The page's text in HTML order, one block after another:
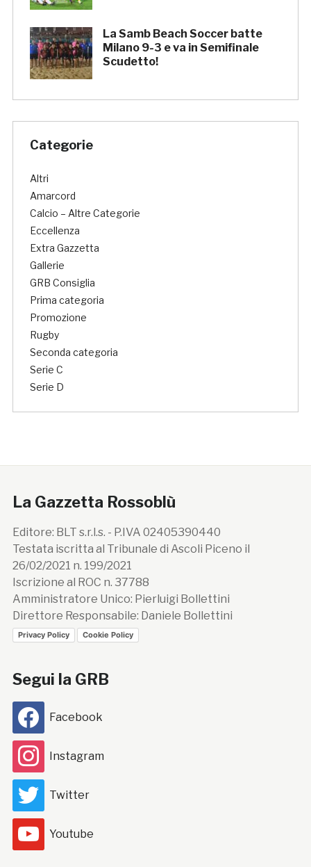
La Samb Beach Soccer batte
Milano 9-3 e va in Semifinale
Scudetto!
Categorie
Altri
Amarcord
Calcio – Altre Categorie
Eccellenza
Extra Gazzetta
Gallerie
GRB Consiglia
Prima categoria
Promozione
Rugby
Seconda categoria
Serie C
Serie D
La Gazzetta Rossoblù
Editore: BLT s.r.l.s. - P.IVA 02405390440
Testata iscritta al Tribunale di Ascoli Piceno il
26/02/2021 n. 199/2021
Iscrizione al ROC n. 37788
Amministratore Unico: Pierluigi Bollettini
Direttore Responsabile: Daniele Bollettini
Privacy Policy Cookie Policy
Segui la GRB
Facebook
Instagram
Twitter
Youtube